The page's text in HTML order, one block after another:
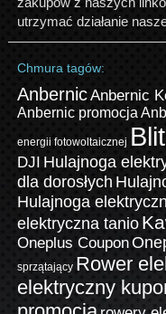
utrzymać działanie
Chmura tagów:
AnbernicAnbernic
Anbernic promocja
energii fotowoltaicznej
DJI Hulajnoga
dla dorosłych
Hulajnoga
elektryczna tanio
Oneplus Coupon
sprzątający Rower
elektryczny